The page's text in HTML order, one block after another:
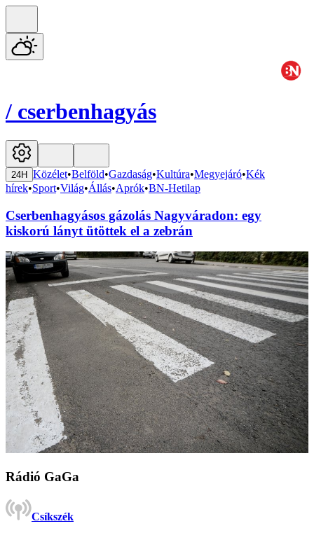
/ cserbenhagyás
24H Közélet•Belföld•Gazdaság•Kultúra•Megyejáró•Kék
hírek•Sport•Világ•Állás•Aprók•BN-Hetilap
Cserbenhagyásos gázolás Nagyváradon: egy
kiskorú lányt ütöttek el a zebrán
Rádió GaGa
Csíkszék